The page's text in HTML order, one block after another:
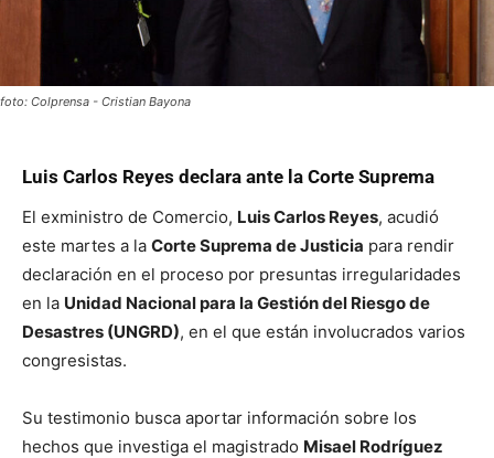
foto: Colprensa - Cristian Bayona
Luis Carlos Reyes declara ante la Corte Suprema
El exministro de Comercio, Luis Carlos Reyes, acudió
este martes a la Corte Suprema de Justicia para rendir
declaración en el proceso por presuntas irregularidades
en la Unidad Nacional para la Gestión del Riesgo de
Desastres (UNGRD), en el que están involucrados varios
congresistas.
Su testimonio busca aportar información sobre los
hechos que investiga el magistrado Misael Rodríguez